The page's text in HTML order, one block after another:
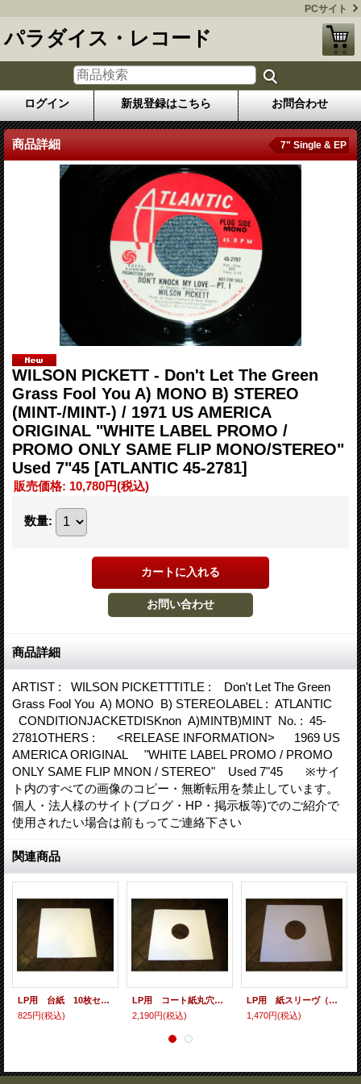
PCサイト
パラダイス・レコード
ログイン 新規登録はこちら お問合わせ
商品詳細 7" Single & EP
WILSON PICKETT - Don't Let The Green
Grass Fool You A) MONO B) STEREO
(MINT-/MINT-) / 1971 US AMERICA
ORIGINAL "WHITE LABEL PROMO /
PROMO ONLY SAME FLIP MONO/STEREO"
Used 7"45 [ATLANTIC 45-2781]
販売価格: 10,780円(税込)
数量:
商品詳細
ARTIST : WILSON PICKETTTITLE : Don't Let The Green
Grass Fool You A) MONO B) STEREOLABEL : ATLANTIC
CONDITIONJACKETDISKnon A)MINTB)MINT No. : 45-
2781OTHERS : <RELEASE INFORMATION> 1969 US
AMERICA ORIGINAL "WHITE LABEL PROMO / PROMO
ONLY SAME FLIP MNON / STEREO" Used 7"45 ※サイ
ト内のすべての画像のコピー・無断転用を禁止しています。
個人・法人様のサイト(ブログ・HP・掲示板等)でのご紹介で
使用されたい場合は前もってご連絡下さい
関連商品
LP用 台紙 10枚セット
825円(税込)
LP用 コート紙丸穴ジャケ 10枚セット
2,190円(税込)
LP用 紙スリーヴ（レギュラー 四角の角） 10枚セット
1,470円(税込)